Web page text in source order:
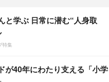
と学ぶ 日常に潜む“人身取
特集
が40年にわたり支える「小学